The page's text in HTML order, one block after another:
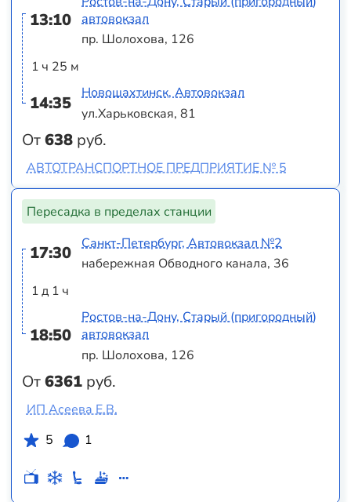
13:10
1 ч 25 м
14:35
От638 руб.
автовокзал
пр. Шолохова, 126
Новошахтинск, Автовокзал
ул.Харьковская, 81
АВТОТРАНСПОРТНОЕ ПРЕДПРИЯТИЕ № 5
Пересадка в пределах станции
17:30
1 д 1 ч
18:50
От6361 руб.
Санкт-Петербург, Автовокзал №2
набережная Обводного канала, 36
Ростов-на-Дону, Старый (пригородный)
автовокзал
пр. Шолохова, 126
ИП Асеева Е.В.
5
1